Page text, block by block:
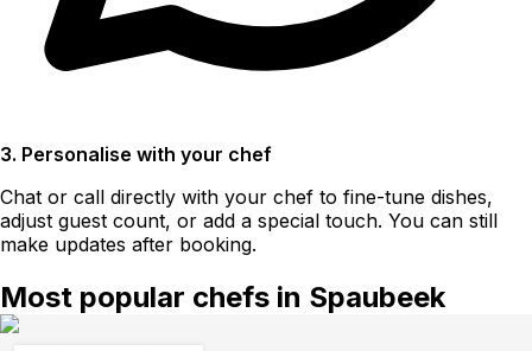
3. Personalise with your chef
Chat or call directly with your chef to fine-tune dishes,
adjust guest count, or add a special touch. You can still
make updates after booking.
Most popular chefs in Spaubeek